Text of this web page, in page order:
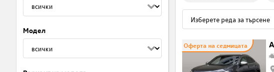
Модел
Оферта на седмицата